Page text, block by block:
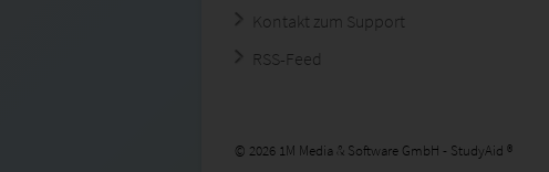
Kontakt zum Support
RSS-Feed
© 2026 1M Media & Software GmbH - StudyAid ®